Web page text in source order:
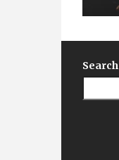
Search